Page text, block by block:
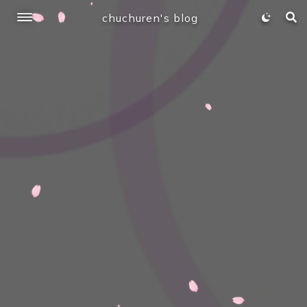
chuchuren's blog